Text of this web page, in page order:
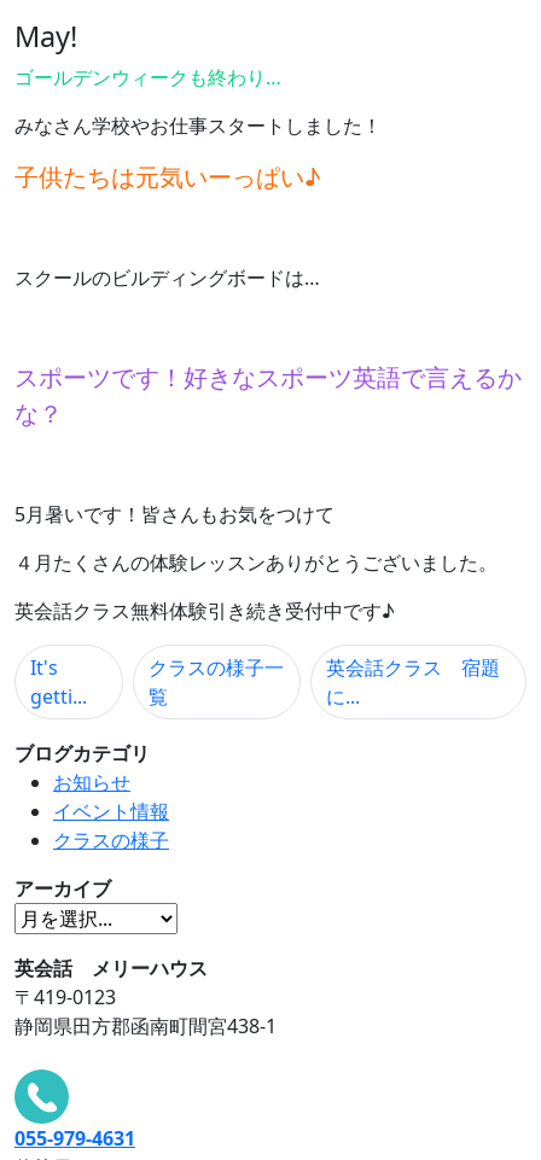
May!
ゴールデンウィークも終わり…
みなさん学校やお仕事スタートしました！
子供たちは元気いーっぱい♪
スクールのビルディングボードは…
スポーツです！好きなスポーツ英語で言えるか
な？
5月暑いです！皆さんもお気をつけて
４月たくさんの体験レッスンありがとうございました。
英会話クラス無料体験引き続き受付中です♪
It's
getti...
クラスの様子一
覧
英会話クラス 宿題
に...
ブログカテゴリ
お知らせ
イベント情報
クラスの様子
アーカイブ
英会話 メリーハウス
〒419-0123
静岡県田方郡函南町間宮438-1
055-979-4631